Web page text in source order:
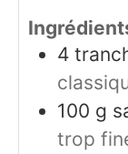
4
100 g
trop